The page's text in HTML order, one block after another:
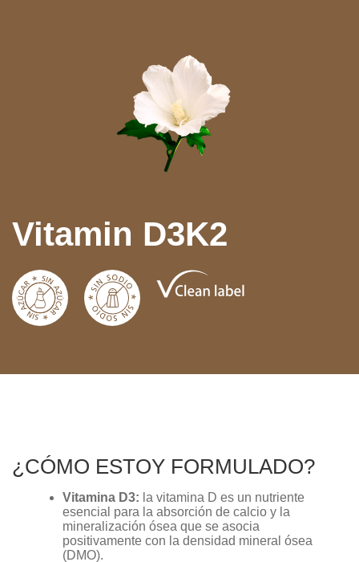
Vitamin D3K2
¿CÓMO ESTOY FORMULADO?
Vitamina D3: la vitamina D es un nutriente
esencial para la absorción de calcio y la
mineralización ósea que se asocia
positivamente con la densidad mineral ósea
(DMO).